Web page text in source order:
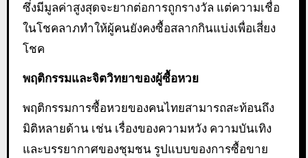
ซึ่งมีมูลค่าสูงสุดจะยากต่อการถูกรางวัล แต่ความเชื่อ
ในโชคลาภทำให้ผู้คนยังคงซื้อสลากกินแบ่งเพื่อเสี่ยง
โชค
พฤติกรรมและจิตวิทยาของผู้ซื้อหวย
พฤติกรรมการซื้อหวยของคนไทยสามารถสะท้อนถึง
มิติหลายด้าน เช่น เรื่องของความหวัง ความบันเทิง
และบรรยากาศของชุมชน รูปแบบของการซื้อขาย